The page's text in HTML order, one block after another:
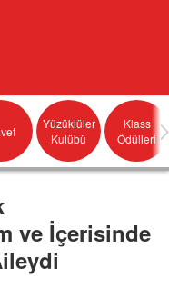
Yüzüklüler
Kulübü
Klass
Ödülleri
ve İçerisinde